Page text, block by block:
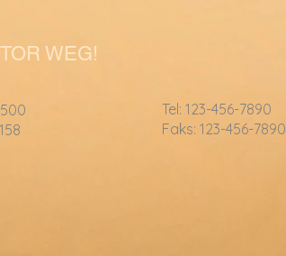
WEG!
Tel: 123-456-7890
Faks: 123-456-7890